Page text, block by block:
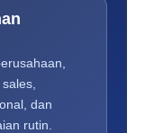
dan
rutin.